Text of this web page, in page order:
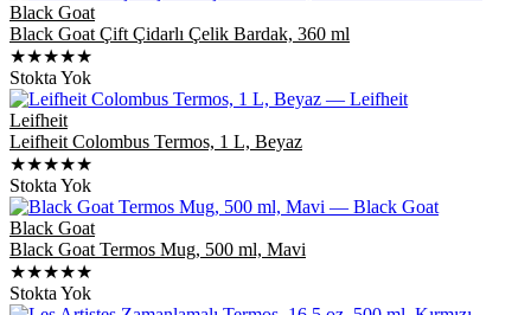
Black Goat
Black Goat Çift Çidarlı Çelik Bardak, 360 ml
★★★★★
Stokta Yok
Leifheit
Leifheit Colombus Termos, 1 L, Beyaz
★★★★★
Stokta Yok
Black Goat
Black Goat Termos Mug, 500 ml, Mavi
★★★★★
Stokta Yok